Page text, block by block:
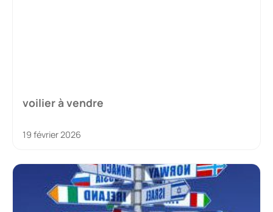
voilier à vendre
19 février 2026